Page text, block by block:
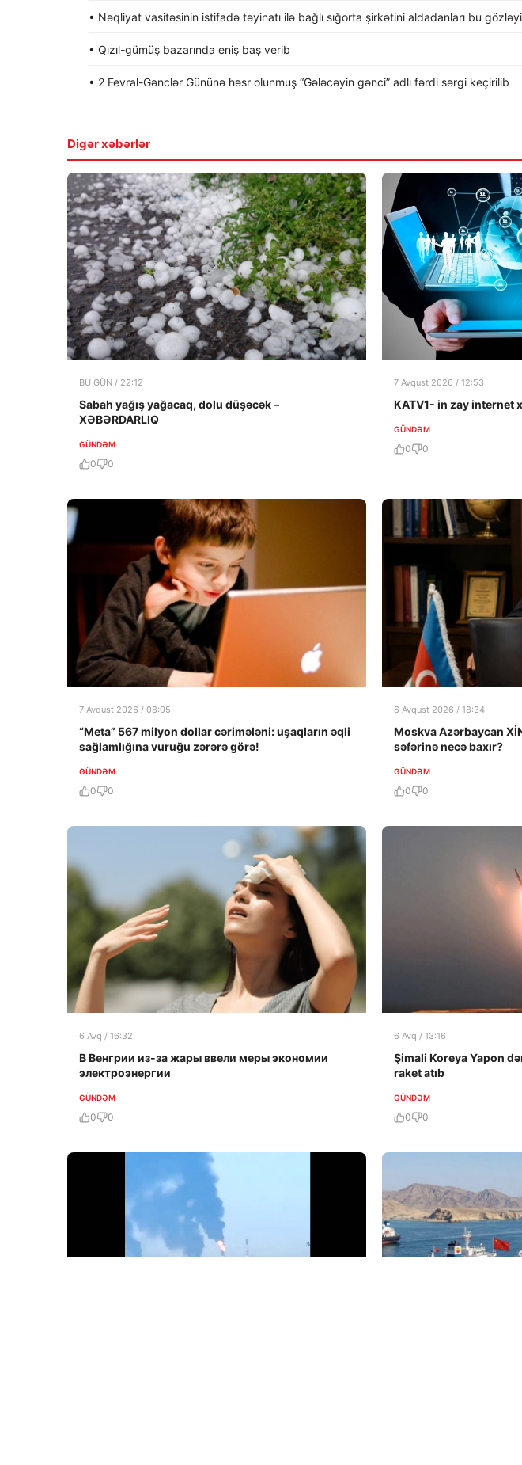
• Nəqliyat vasitəsinin istifadə təyinatı ilə bağlı sığorta şirkətini aldadanları bu
• Qızıl-gümüş bazarında eniş baş verib
• 2 Fevral-Gənclər Gününə həsr olunmuş “Gələcəyin gənci” adlı fərdi sərgi keçirilib
Digər xəbərlər
BU GÜN / 22:12
Sabah yağış yağacaq, dolu düşəcək –
XƏBƏRDARLIQ
GÜNDƏM
0 0
7 Avqust 2026 / 12:53
KATV1- in zay internet
GÜNDƏM
0 0
7 Avqust 2026 / 08:05
“Meta” 567 milyon dollar cərimələni: uşaqların əqli
sağlamlığına vuruğu zərərə görə!
GÜNDƏM
0 0
6 Avqust 2026 / 18:34
Moskva Azərbaycan
səfərinə necə baxır?
GÜNDƏM
0 0
6 Avq / 16:32
В Венгрии из-за жары ввели меры экономии
электроэнергии
GÜNDƏM
0 0
6 Avq / 13:16
Şimali Koreya Yapon
raket atıb
GÜNDƏM
0 0